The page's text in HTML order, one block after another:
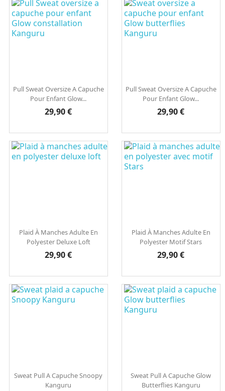
Pull Sweat Oversize A Capuche
Pour Enfant Glow...
Prix
29,90 €
Pull Sweat Oversize A Capuche
Pour Enfant Glow...
Prix
29,90 €
Plaid À Manches Adulte En
Polyester Deluxe Loft
Prix
29,90 €
Plaid À Manches Adulte En
Polyester Motif Stars
Prix
29,90 €
Sweat Pull A Capuche Snoopy
Kanguru
Sweat Pull A Capuche Glow
Butterflies Kanguru